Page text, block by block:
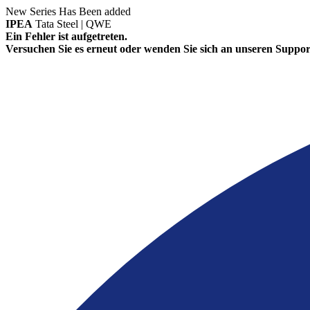
New Series Has Been added
IPEA Tata Steel | QWE
Ein Fehler ist aufgetreten.
Versuchen Sie es erneut oder wenden Sie sich an unseren